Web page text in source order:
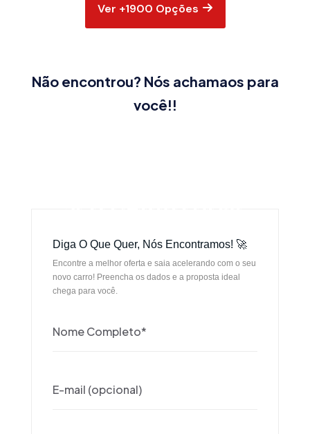
Ver +1900 Opções
Não encontrou? Nós achamaos para
você!!
Diga O Que Quer, Nós Encontramos! 🚀
Encontre a melhor oferta e saia acelerando com o seu
novo carro! Preencha os dados e a proposta ideal
chega para você.